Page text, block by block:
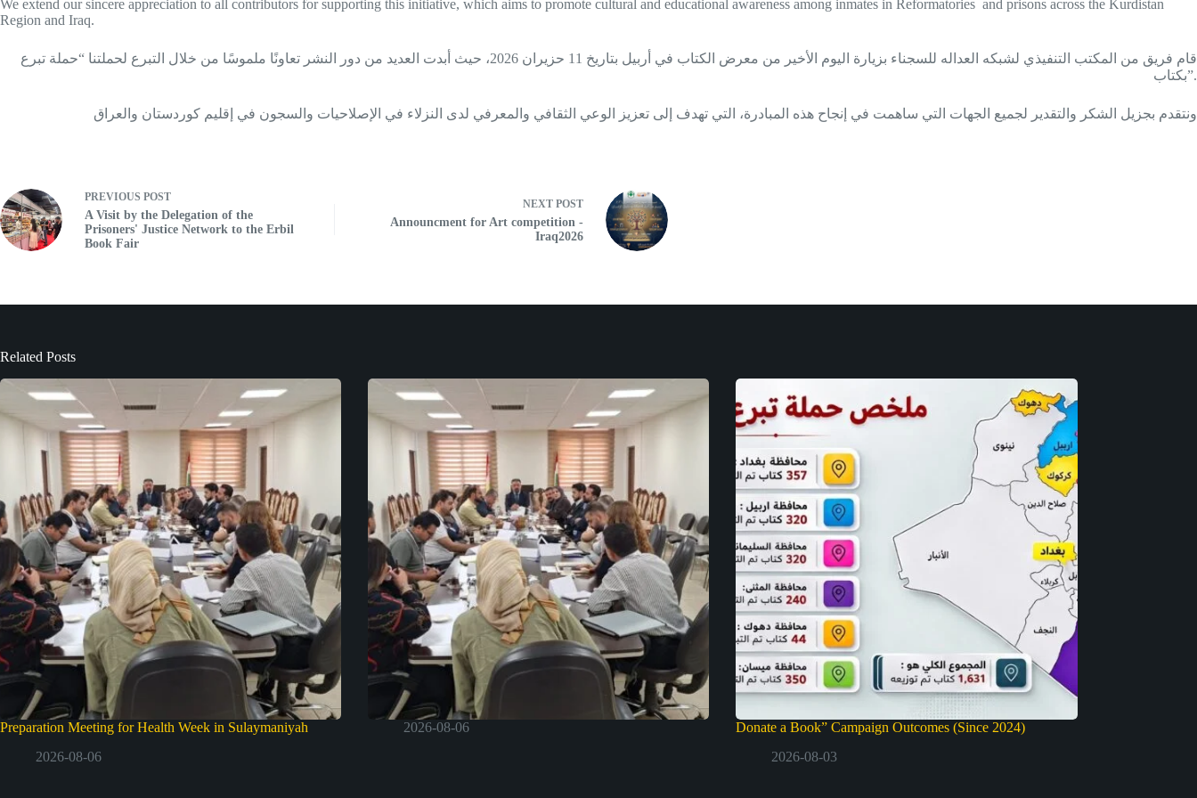
We extend our sincere appreciation to all contributors for supporting this initiative, which aims to promote cultural and educational awareness among inmates in Reformatories and prisons across the Kurdistan
Region and Iraq.
قام فريق من المكتب التنفيذي لشبكه‌ العداله‌ للسجناء بزيارة اليوم الأخير من معرض الكتاب في أربيل بتاريخ 11 حزيران 2026، حيث أبدت العديد من دور النشر تعاونًا ملموسًا من خلال التبرع لحملتنا “حملة تبرع
بكتاب”.
ونتقدم بجزيل الشكر والتقدير لجميع الجهات التي ساهمت في إنجاح هذه المبادرة، التي تهدف إلى تعزيز الوعي الثقافي والمعرفي لدى النزلاء في الإصلاحيات والسجون في إقليم كوردستان والعراق
PREVIOUS POST
A Visit by the Delegation of the
Prisoners' Justice Network to the Erbil
Book Fair
NEXT POST
Announcment for Art competition -
Iraq2026
Related Posts
Preparation Meeting for Health Week in Sulaymaniyah
2026-08-06
2026-08-06
Donate a Book” Campaign Outcomes (Since 2024)
2026-08-03